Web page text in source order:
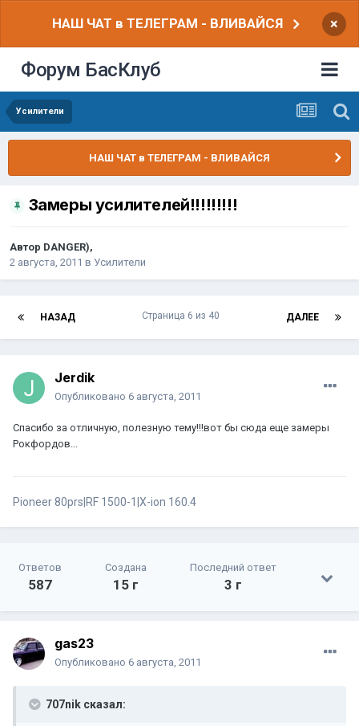
НАШ ЧАТ в ТЕЛЕГРАМ - ВЛИВАЙСЯ ×
Форум БасКлуб
Усилители
НАШ ЧАТ в ТЕЛЕГРАМ - ВЛИВАЙСЯ
Замеры усилителей!!!!!!!!!
Автор DANGER),
2 августа, 2011 в Усилители
НАЗАД ДАЛЕЕ
Страница 6 из 40
Jerdik
Опубликовано 6 августа, 2011
Спасибо за отличную, полезную тему!!!вот бы сюда еще замеры
Рокфордов...
Pioneer 80prs|RF 1500-1|X-ion 160.4
Ответов
587
Создана
15 г
Последний ответ
3 г
gas23
Опубликовано 6 августа, 2011
707nik сказал: